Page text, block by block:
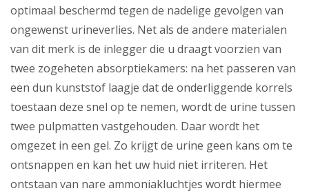
optimaal beschermd tegen de nadelige gevolgen van
ongewenst urineverlies. Net als de andere materialen
van dit merk is de inlegger die u draagt voorzien van
twee zogeheten absorptiekamers: na het passeren van
een dun kunststof laagje dat de onderliggende korrels
toestaan deze snel op te nemen, wordt de urine tussen
twee pulpmatten vastgehouden. Daar wordt het
omgezet in een gel. Zo krijgt de urine geen kans om te
ontsnappen en kan het uw huid niet irriteren. Het
ontstaan van nare ammoniakluchtjes wordt hiermee